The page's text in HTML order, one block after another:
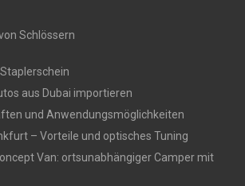
Schlössern
aus Dubai importieren
und Anwendungsmöglichkeiten
– Vorteile und optisches Tuning
Van: ortsunabhängiger Camper mit